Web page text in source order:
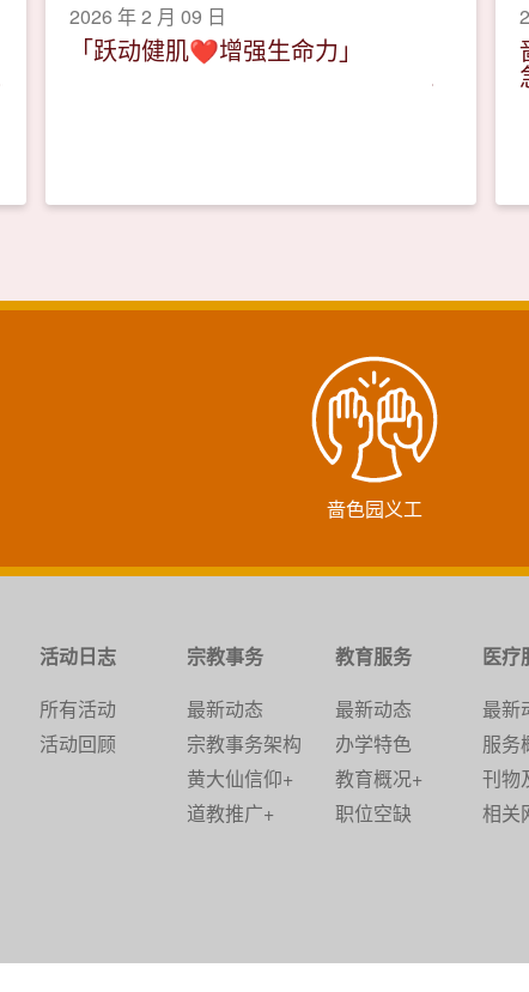
2026 年 2 月 09 日
「跃动健肌❤️增强生命力」
啬色园义工
活动日志
所有活动
活动回顾
宗教事务
最新动态
宗教事务架构
黄大仙信仰+
道教推广+
教育服务
最新动态
办学特色
教育概况+
职位空缺
医疗
最新
服务
刊物
相关